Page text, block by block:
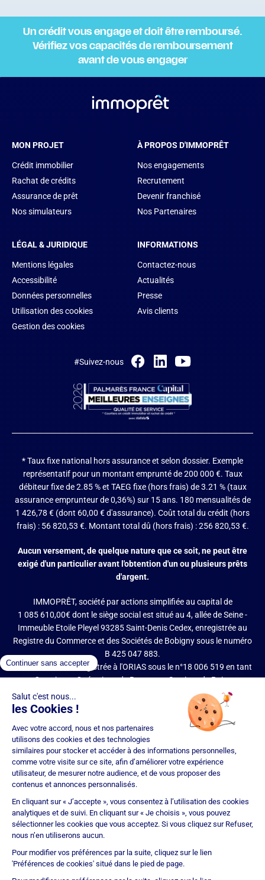
Un crédit vous engage et doit être remboursé.
Vérifiez vos capacités de remboursement
avant de vous engager
MON PROJET
Crédit immobilier
Rachat de crédits
Assurance de prêt
Nos simulateurs
À PROPOS D'IMMOPRÊT
Nos engagements
Recrutement
Devenir franchisé
Nos Partenaires
LÉGAL & JURIDIQUE
Mentions légales
Accessibilité
Données personnelles
Utilisation des cookies
Gestion des cookies
INFORMATIONS
Contactez-nous
Actualités
Presse
Avis clients
#Suivez-nous
* Taux fixe national hors assurance et selon dossier. Exemple
représentatif pour un montant emprunté de 200 000 €. Taux
débiteur fixe de 2.85 % et TAEG fixe (hors frais) de 3.21 % (taux
assurance emprunteur de 0,36%) sur 15 ans. 180 mensualités de
1 426,78 € (dont 60,00 € d'assurance). Coût total du crédit (hors
frais) : 56 820,53 €. Montant total dû (hors frais) : 256 820,53 €.
Aucun versement, de quelque nature que ce soit, ne peut être
exigé d'un particulier avant l'obtention d'un ou plusieurs prêts
d'argent.
IMMOPRÊT, société par actions simplifiée au capital de
1 085 610,00€ dont le siège social est situé au 4, allée de Seine -
Immeuble Etoile Pleyel 93285 Saint-Denis Cedex, enregistrée au
Registre du Commerce et des Sociétés de Bobigny sous le numéro
B 425 047 883.
IMMOPRÊT est enregistrée à l'ORIAS sous le n°18 006 519 en tant
que Courtier en Opérations de Banque et Services de Paiement
(COBSP), Mandataire d'intermédiaire en opérations de banque et
services de paiement (MIOBSP) de la société Partners Finances
(RCS Nancy n°404 681 496, Mandataire Non Exclusif, ORIAS n°07
036 794) pour le Regroupement de crédits et Courtier d'assurance
ou de réassurance (COA).
Société soumise au contrôle de l'Autorité de Contrôle Prudentiel et
de Résolution (ACPR – site : https://acpr.banque-france.fr/), 4
Place de Budapest – CS 92459 – 75436 Paris Cedex 09. Réseau
d'agences franchisées juridiquement et financièrement
indépendantes. IMMOPRÊT bénéficie d'une assurance
responsabilité civile professionnelle auprès de CNA Insurance
Company (police n° BFL10471901).
Immoprêt est noté 4,9/5 selon 15356 avis clients